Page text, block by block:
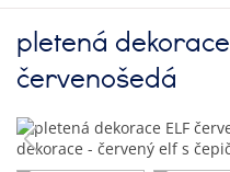
pletená dekorace
červenošedá